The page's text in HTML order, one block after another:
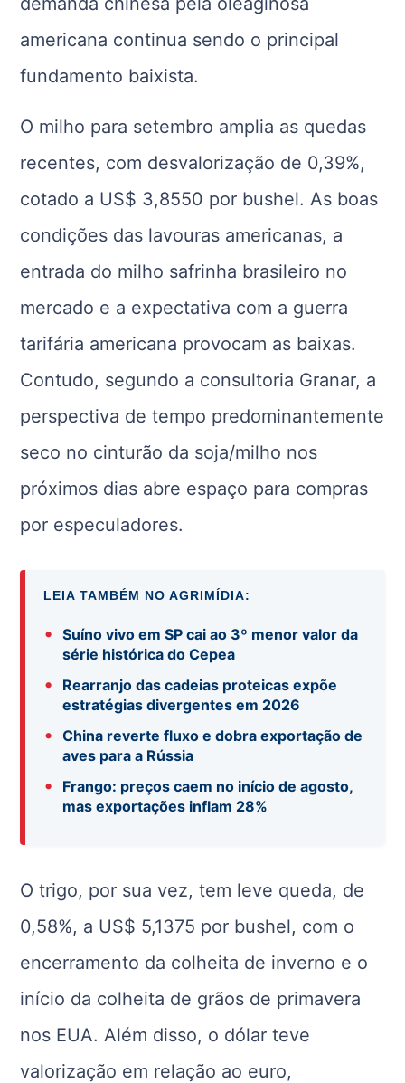
americana continua sendo o principal
fundamento baixista.
O milho para setembro amplia as quedas
recentes, com desvalorização de 0,39%,
cotado a US$ 3,8550 por bushel. As boas
condições das lavouras americanas, a
entrada do milho safrinha brasileiro no
mercado e a expectativa com a guerra
tarifária americana provocam as baixas.
Contudo, segundo a consultoria Granar, a
perspectiva de tempo predominantemente
seco no cinturão da soja/milho nos
próximos dias abre espaço para compras
por especuladores.
LEIA TAMBÉM NO AGRIMÍDIA:
•
Suíno vivo em SP cai ao 3º menor valor da
série histórica do Cepea
•
Rearranjo das cadeias proteicas expõe
estratégias divergentes em 2026
•
China reverte fluxo e dobra exportação de
aves para a Rússia
•
Frango: preços caem no início de agosto,
mas exportações inflam 28%
O trigo, por sua vez, tem leve queda, de
0,58%, a US$ 5,1375 por bushel, com o
encerramento da colheita de inverno e o
início da colheita de grãos de primavera
nos EUA. Além disso, o dólar teve
valorização em relação ao euro,